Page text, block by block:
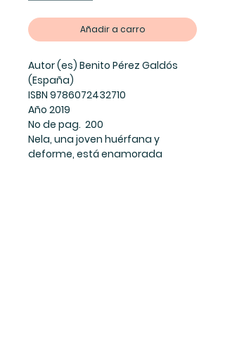
Añadir a carro
Autor (es) Benito Pérez Galdós
(España)
ISBN 9786072432710
Año 2019
No de pag. 200
Nela, una joven huérfana y
deforme, está enamorada